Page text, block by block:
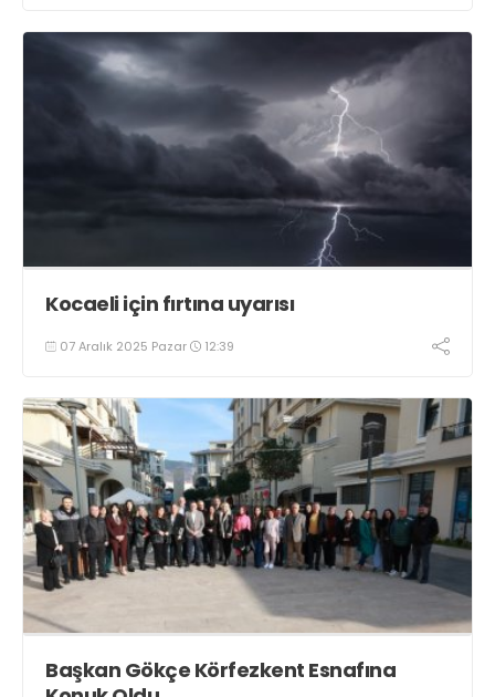
Kocaeli için fırtına uyarısı
07 Aralık 2025 Pazar 12:39
Başkan Gökçe Körfezkent Esnafına